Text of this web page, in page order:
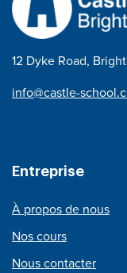
12 Dyke Road,
info@castle-
Entreprise
À propos de nous
Nos cours
Nous contacter